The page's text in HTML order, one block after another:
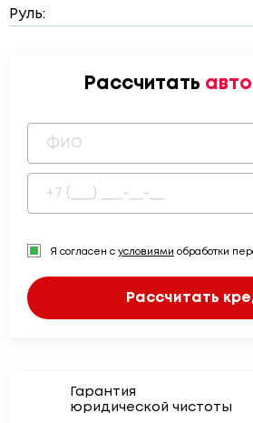
Руль:
Рассчитать
Я согласен с условиями обработки
Рассчитать
Гарантия
юридической чистоты